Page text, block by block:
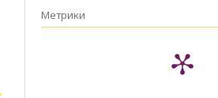
Метрики